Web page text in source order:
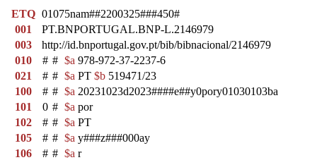
ETQ 01075nam##2200325###450#
001
PT.BNPORTUGAL.BNP-L.2146979
003
http://id.bnportugal.gov.pt/bib/bibnacional/2146979
010
# # $a 978-972-37-2237-6
021
# # $a PT $b 519471/23
100
# # $a 20231023d2023####e##y0pory01030103ba
101
0 # $a por
102
# # $a PT
105
# # $a y###z###000ay
106
# # $a r